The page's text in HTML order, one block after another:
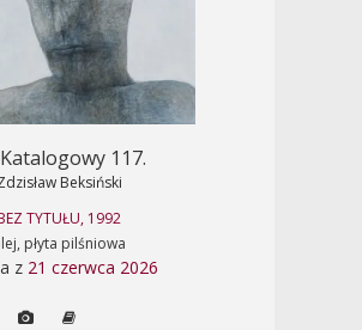
117.
Beksiński
TYTUŁU, 1992
płyta pilśniowa
z 21 czerwca 2026